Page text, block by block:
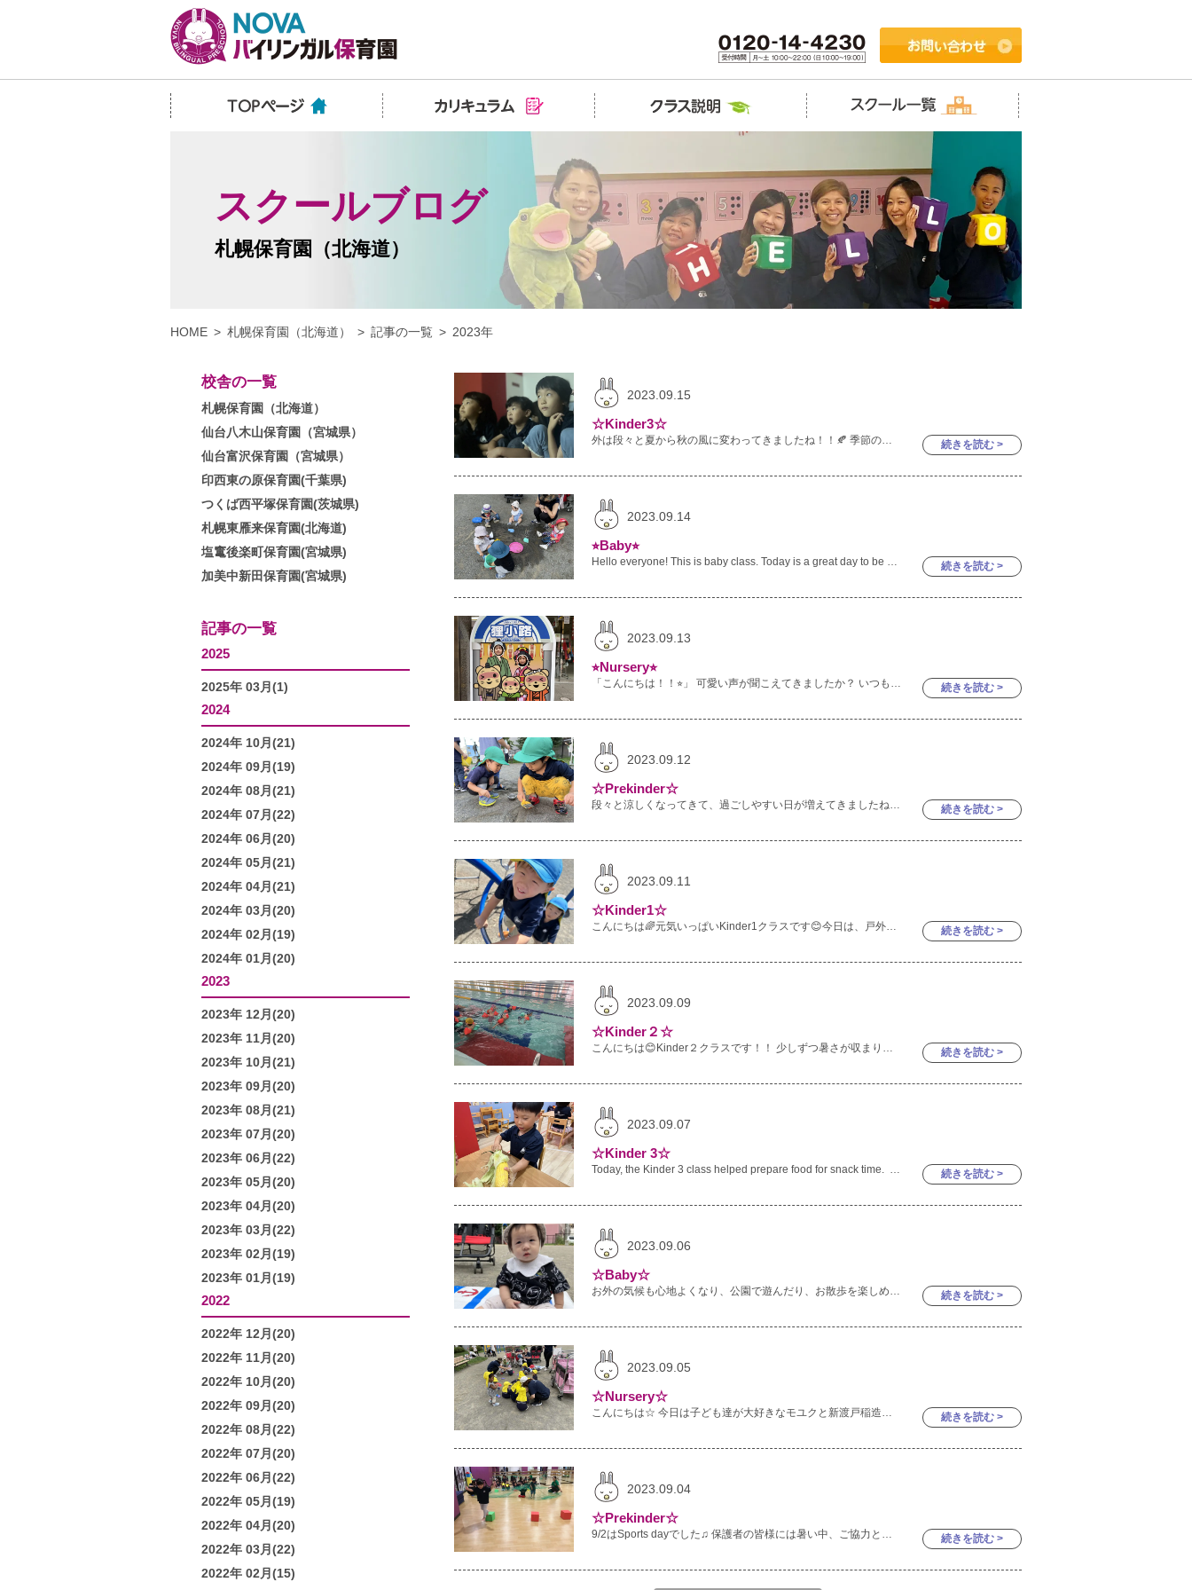
スクールブログ
札幌保育園（北海道）
HOME 札幌保育園（北海道） 記事の一覧 2023年
校舎の一覧
札幌保育園（北海道）
仙台八木山保育園（宮城県）
仙台富沢保育園（宮城県）
印西東の原保育園(千葉県)
つくば西平塚保育園(茨城県)
札幌東雁来保育園(北海道)
塩竃後楽町保育園(宮城県)
加美中新田保育園(宮城県)
記事の一覧
2025
2025年 03月(1)
2024
2024年 10月(21)
2024年 09月(19)
2024年 08月(21)
2024年 07月(22)
2024年 06月(20)
2024年 05月(21)
2024年 04月(21)
2024年 03月(20)
2024年 02月(19)
2024年 01月(20)
2023
2023年 12月(20)
2023年 11月(20)
2023年 10月(21)
2023年 09月(20)
2023年 08月(21)
2023年 07月(20)
2023年 06月(22)
2023年 05月(20)
2023年 04月(20)
2023年 03月(22)
2023年 02月(19)
2023年 01月(19)
2022
2022年 12月(20)
2022年 11月(20)
2022年 10月(20)
2022年 09月(20)
2022年 08月(22)
2022年 07月(20)
2022年 06月(22)
2022年 05月(19)
2022年 04月(20)
2022年 03月(22)
2022年 02月(15)
2023.09.15
☆Kinder3☆
外は段々と夏から秋の風に変わってきましたね！！🍂 季節の変わり目は体調を崩しやすいので、皆さんお気をつけください💦 先日は、交通安全教室がありましたよ！！ スクリーンで横断歩道の渡り 続きを読む >
2023.09.14
⭐︎Baby⭐︎
Hello everyone! This is baby class. Today is a great day to be outside.😊 The weather is pretty ni 続きを読む >
2023.09.13
⭐︎Nursery⭐︎
「こんにちは！！⭐︎」 可愛い声が聞こえてきましたか？ いつもげんきいっぱいのnurseryさんです♡ 最近お友達と積極的に関わることがふえてきました✨ その姿にほっこ 続きを読む >
2023.09.12
☆Prekinder☆
段々と涼しくなってきて、過ごしやすい日が増えてきましたね🌟 Prekinderさんの大好きな新渡戸稲造公園での遊びの様子をご紹介いたします🤍 お砂場セットとお水を使って楽しく遊んでいました 続きを読む >
2023.09.11
☆Kinder1☆
こんにちは🌈元気いっぱいKinder1クラスです😊今日は、戸外活動の様子を紹介したいと思います♪ 天気が良かったのでこの日は中島公園へ！！Kinder1さんになって初めての中島公園に大興奮☆彡滑 続きを読む >
2023.09.09
☆Kinder２☆
こんにちは😊Kinder２クラスです！！ 少しずつ暑さが収まり、秋を感じられるようになってきましたね🍂 今日は、毎週月曜日に行っているプールの様子を お見せしたいと思います！✨ 続きを読む >
2023.09.07
☆Kinder 3☆
Today, the Kinder 3 class helped prepare food for snack time. 😋 These students are always willing t 続きを読む >
2023.09.06
☆Baby☆
お外の気候も心地よくなり、公園で遊んだり、お散歩を楽しめる気候になってきましたね♫ Babyさんの子どもたちはお外が大好きで「お外行くよ〜( ◠‿◠ )」「公園行こうね〜」と声を掛けると、靴下や 続きを読む >
2023.09.05
☆Nursery☆
こんにちは☆ 今日は子ども達が大好きなモユクと新渡戸稲造公園の様子をお伝えします。 先日、Babyさんと一緒に砂遊びをしました！ カップに砂を入れてお料理♫ 普段からお 続きを読む >
2023.09.04
☆Prekinder☆
9/2はSports dayでした♫ 保護者の皆様には暑い中、ご協力とご参加いただきありがとうございました✨ 今年は札幌も暑さが厳しく、例年より練習できる時間も減ってしまいましたが、そんな 続きを読む >